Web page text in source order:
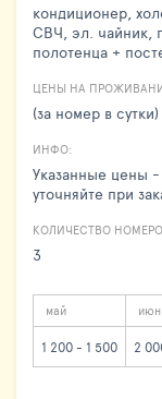
кондиционер,
СВЧ, эл. чайник,
полотенца +
ЦЕНЫ НА
(за номер в сутки)
ИНФО:
Указанные цены
уточняйте при
КОЛИЧЕСТВО
3
май
1 200 - 1 500 2